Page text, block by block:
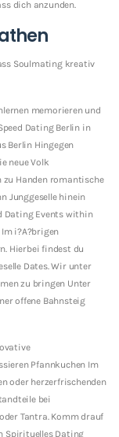
dich anzunden.
Soulmating kreativ
memorieren und
Dating Berlin in
Berlin Hingegen
neue Volk
zu Handen romantische
Junggeselle hinein
Dating Events within
i?A?brigen
Hierbei findest du
Dates. Wir unter
zu bringen Unter
offene Bahnsteig
Pfannkuchen Im
oder herzerfrischenden
bei
Tantra. Komm drauf
Spirituelles Dating